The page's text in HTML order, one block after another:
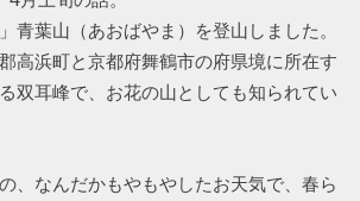
青葉山（あおばやま）を登山しました。
高浜町と京都府舞鶴市の府県境に所在す
双耳峰で、お花の山としても知られてい
、なんだかもやもやしたお天気で、春ら